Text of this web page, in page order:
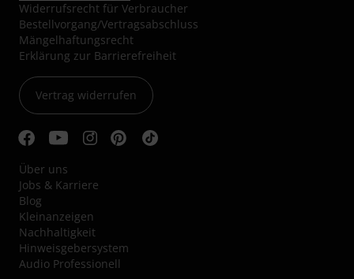
Widerrufsrecht für Verbraucher
Bestellvorgang/Vertragsabschluss
Mängelhaftungsrecht
Erklärung zur Barrierefreiheit
Vertrag widerrufen
Über uns
Jobs & Karriere
Blog
Kleinanzeigen
Nachhaltigkeit
Hinweisgebersystem
Audio Professionell